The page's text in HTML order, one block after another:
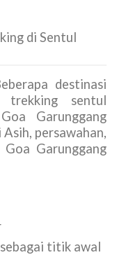
di Sentul
destinasi
trekking sentul
Garunggang
persawahan,
Goa Garunggang
titik awal